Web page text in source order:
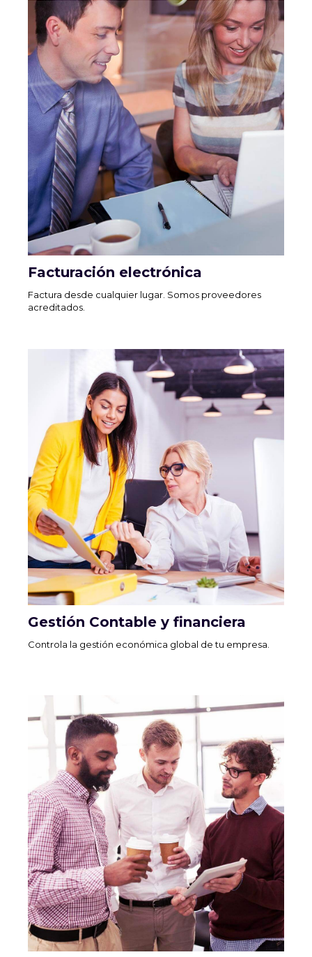
Facturación electrónica
Factura desde cualquier lugar. Somos proveedores
acreditados.
Gestión Contable y financiera
Controla la gestión económica global de tu empresa.